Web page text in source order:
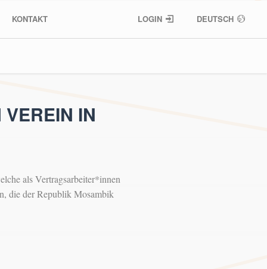
KONTAKT DEUTSCH
LOGIN
IN
als Vertragsarbeiter*innen
die der Republik Mosambik